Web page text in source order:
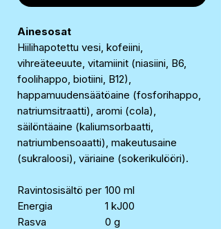
Ainesosat
Hiilihapotettu vesi, kofeiini,
vihreäteeuute, vitamiinit (niasiini, B6,
foolihappo, biotiini, B12),
happamuudensäätöaine (fosforihappo,
natriumsitraatti), aromi (cola),
säilöntäaine (kaliumsorbaatti,
natriumbensoaatti), makeutusaine
(sukraloosi), väriaine (sokerikulööri).
Ravintosisältö per 100 ml
Energia
1 kJ00
Rasva
0 g